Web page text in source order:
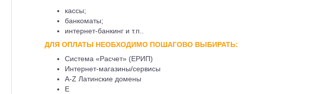
кассы;
банкоматы;
интернет-банкинг и т.п..
ДЛЯ ОПЛАТЫ НЕОБХОДИМО ПОШАГОВО ВЫБИРАТЬ:
Система «Расчет» (ЕРИП)
Интернет-магазины/сервисы
A-Z Латинские домены
E